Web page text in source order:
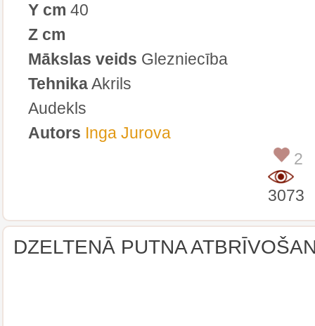
Y cm 40
Z cm
Mākslas veids Glezniecība
TehnikaAkrils
Audekls
Autors Inga Jurova
2
3073
DZELTENĀ PUTNA